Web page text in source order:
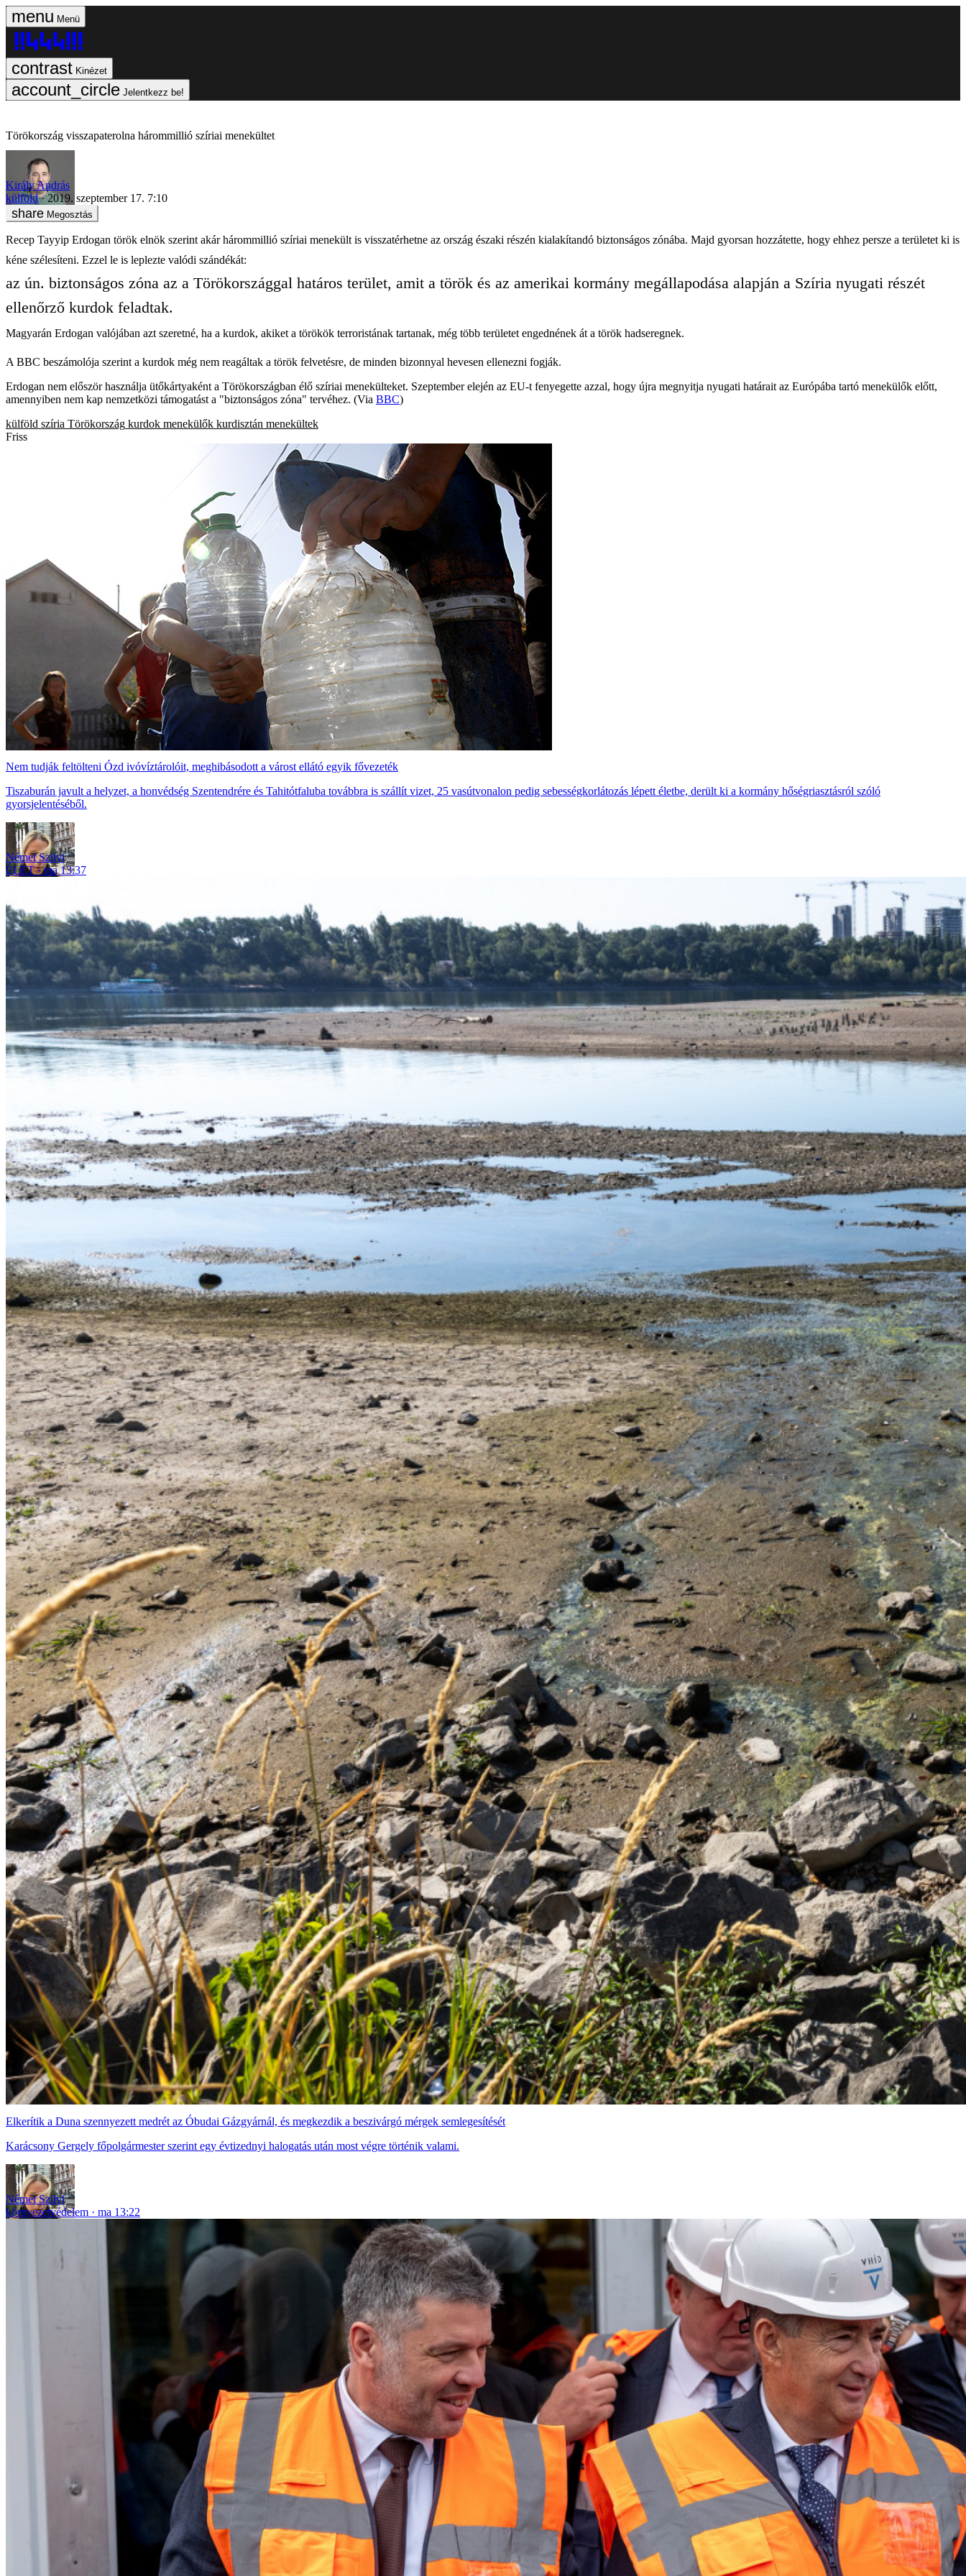
Menü
Kinézet
Jelentkezz be!
Törökország visszapaterolna hárommillió szíriai menekültet
Király András
külföld
2019. szeptember 17. 7:10
Megosztás
Recep Tayyip Erdogan török elnök szerint akár hárommillió szíriai menekült is visszatérhetne az ország északi részén kialakítandó biztonságos zónába. Majd gyorsan hozzátette, hogy ehhez persze a területet ki is
kéne szélesíteni. Ezzel le is leplezte valódi szándékát:
az ún. biztonságos zóna az a Törökországgal határos terület, amit a török és az amerikai kormány megállapodása alapján a Szíria nyugati részét
ellenőrző kurdok feladtak.
Magyarán Erdogan valójában azt szeretné, ha a kurdok, akiket a törökök terroristának tartanak, még több területet engednének át a török hadseregnek.
A BBC beszámolója szerint a kurdok még nem reagáltak a török felvetésre, de minden bizonnyal hevesen ellenezni fogják.
Erdogan nem először használja ütőkártyaként a Törökországban élő szíriai menekülteket. Szeptember elején az EU-t fenyegette azzal, hogy újra megnyitja nyugati határait az Európába tartó menekülők előtt,
amennyiben nem kap nemzetközi támogatást a "biztonságos zóna" tervéhez. (Via BBC)
külföld szíria Törökország kurdok menekülők kurdisztán menekültek
Friss
Nem tudják feltölteni Ózd ivóvíztárolóit, meghibásodott a várost ellátó egyik fővezeték
Tiszaburán javult a helyzet, a honvédség Szentendrére és Tahitótfaluba továbbra is szállít vizet, 25 vasútvonalon pedig sebességkorlátozás lépett életbe, derült ki a kormány hőségriasztásról szóló
gyorsjelentéséből.
Német Szilvi
ÉLET
ma 13:37
Elkerítik a Duna szennyezett medrét az Óbudai Gázgyárnál, és megkezdik a beszivárgó mérgek semlegesítését
Karácsony Gergely főpolgármester szerint egy évtizednyi halogatás után most végre történik valami.
Német Szilvi
környezetvédelem
ma 13:22